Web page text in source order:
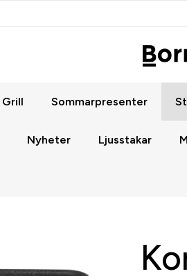
Grill Sommarpresenter
Nyheter Ljusstakar